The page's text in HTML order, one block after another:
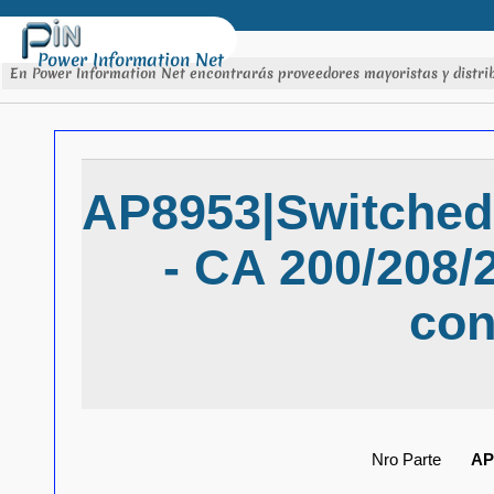
Power Information Net
En Power Information Net encontrarás proveedores mayoristas y
- CA 200/208/
Nro Parte